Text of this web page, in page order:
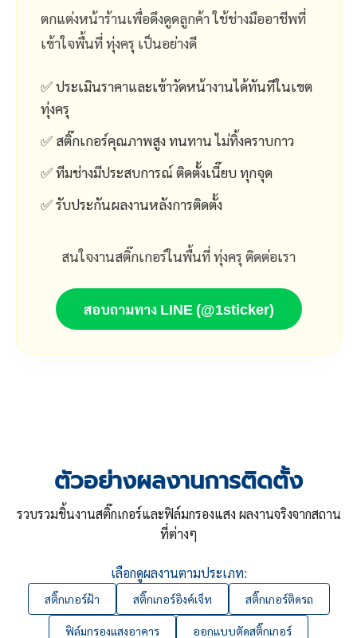
ตกแต่งหน้าร้านเพื่อดึงดูดลูกค้า ใช้ช่างมืออาชีพที่
เข้าใจพื้นที่ ทุ่งครุ เป็นอย่างดี
✅ ประเมินราคาและเข้าวัดหน้างานได้ทันทีในเขต
ทุ่งครุ
✅ สติ๊กเกอร์คุณภาพสูง ทนทาน ไม่ทิ้งคราบกาว
✅ ทีมช่างมีประสบการณ์ ติดตั้งเนี๊ยบ ทุกจุด
✅ รับประกันผลงานหลังการติดตั้ง
สนใจงานสติ๊กเกอร์ในพื้นที่ ทุ่งครุ ติดต่อเรา
สอบถามทาง LINE (@1sticker)
ตัวอย่างผลงานการติดตั้ง
รวบรวมชิ้นงานสติ๊กเกอร์และฟิล์มกรองแสง ผลงานจริงจากสถาน
ที่ต่างๆ
เลือกดูผลงานตามประเภท:
สติ๊กเกอร์ฝ้า สติ๊กเกอร์อิงค์เจ็ท สติ๊กเกอร์ติดรถ
ฟิล์มกรองแสงอาคาร ออกแบบตัดสติ๊กเกอร์